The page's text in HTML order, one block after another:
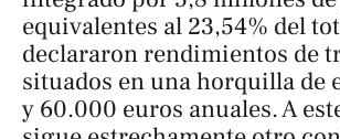
equivalentes al 23,54% del
declararon rendimientos de
situados en una horquilla de
y 60.000 euros anuales. A